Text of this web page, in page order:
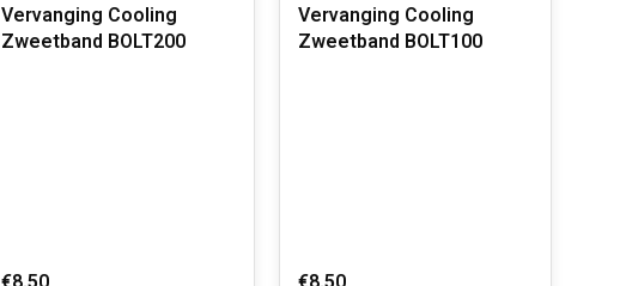
Vervanging Cooling
Zweetband BOLT200
Vervanging Cooling
Zweetband BOLT100